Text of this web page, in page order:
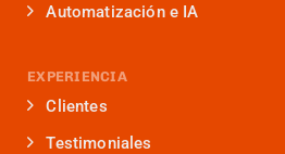
Automatización e IA
EXPERIENCIA
Clientes
Testimoniales